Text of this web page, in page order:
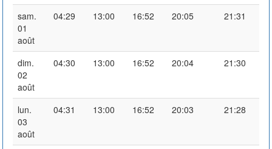
sam.
01
août
04:29 13:00 16:52 20:05 21:31
dim.
02
août
04:30 13:00 16:52 20:04 21:30
lun.
03
août
04:31 13:00 16:52 20:03 21:28